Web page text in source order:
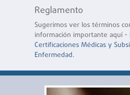
Reglamento
Sugerimos ver los términos
información importante aquí -
Certificaciones Médicas y
Enfermedad.